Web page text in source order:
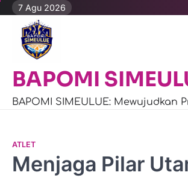
Skip
content
7 Agu 2026
BAPOMI
BAPOMI SIMEULUE: Mewujudkan
ATLET
Menjaga Pilar